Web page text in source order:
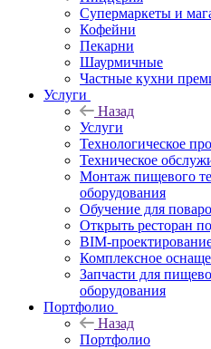
Супермаркеты и
Кофейни
Пекарни
Шаурмичные
Частные кухни
Услуги
Назад
Услуги
Технологическое
Техническое
Монтаж пищевого
оборудования
Обучение для
Открыть ресторан
BIM-
Комплексное
Запчасти для
оборудования
Портфолио
Назад
Портфолио